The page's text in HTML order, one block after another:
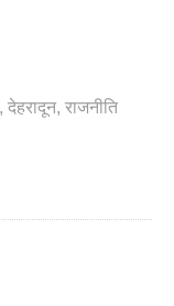
देहरादून राजनीति